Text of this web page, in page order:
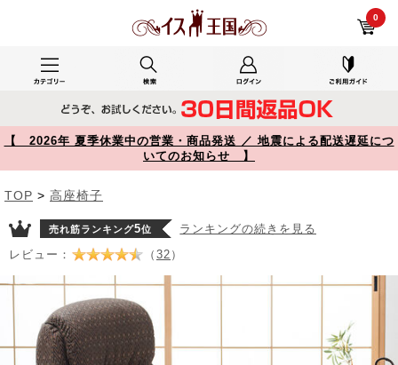
リクライニング高座椅子 オットマン ヘッドレスト サイドポケット付き ブラウン 150-SNCH025 YK-SNCH025【イス王国】
0
【 2026年 夏季休業中の営業・商品発送 ／ 地震による配送遅延につ
いてのお知らせ 】
TOP > 高座椅子
売れ筋ランキング5位
ランキングの続きを見る
レビュー：
（ 32 ）
Prev